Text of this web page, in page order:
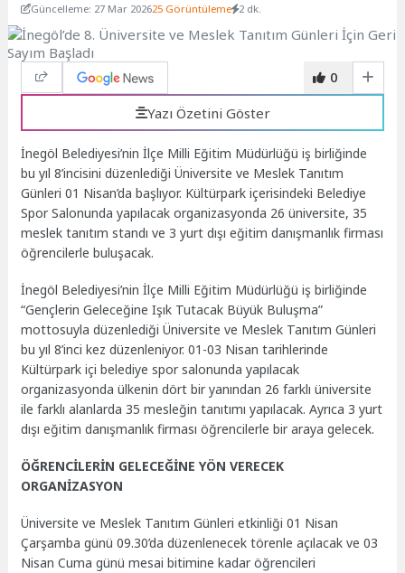
Güncelleme: 27 Mar 202625 Görüntüleme 2 dk.
0
Yazı Özetini Göster
İnegöl Belediyesi’nin İlçe Milli Eğitim Müdürlüğü iş birliğinde
bu yıl 8’incisini düzenlediği Üniversite ve Meslek Tanıtım
Günleri 01 Nisan’da başlıyor. Kültürpark içerisindeki Belediye
Spor Salonunda yapılacak organizasyonda 26 üniversite, 35
meslek tanıtım standı ve 3 yurt dışı eğitim danışmanlık firması
öğrencilerle buluşacak.
İnegöl Belediyesi’nin İlçe Milli Eğitim Müdürlüğü iş birliğinde
“Gençlerin Geleceğine Işık Tutacak Büyük Buluşma”
mottosuyla düzenlediği Üniversite ve Meslek Tanıtım Günleri
bu yıl 8’inci kez düzenleniyor. 01-03 Nisan tarihlerinde
Kültürpark içi belediye spor salonunda yapılacak
organizasyonda ülkenin dört bir yanından 26 farklı üniversite
ile farklı alanlarda 35 mesleğin tanıtımı yapılacak. Ayrıca 3 yurt
dışı eğitim danışmanlık firması öğrencilerle bir araya gelecek.
ÖĞRENCİLERİN GELECEĞİNE YÖN VERECEK
ORGANİZASYON
Üniversite ve Meslek Tanıtım Günleri etkinliği 01 Nisan
Çarşamba günü 09.30’da düzenlenecek törenle açılacak ve 03
Nisan Cuma günü mesai bitimine kadar öğrencileri